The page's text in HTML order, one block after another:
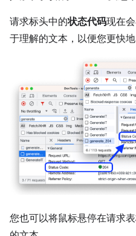
请求标头中的状态代码现在
于理解的文本，以便您更快
您也可以将鼠标悬停在请求